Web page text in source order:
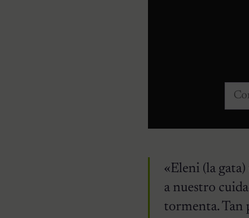
«Eleni (la
a nuestro
tormenta. Tan